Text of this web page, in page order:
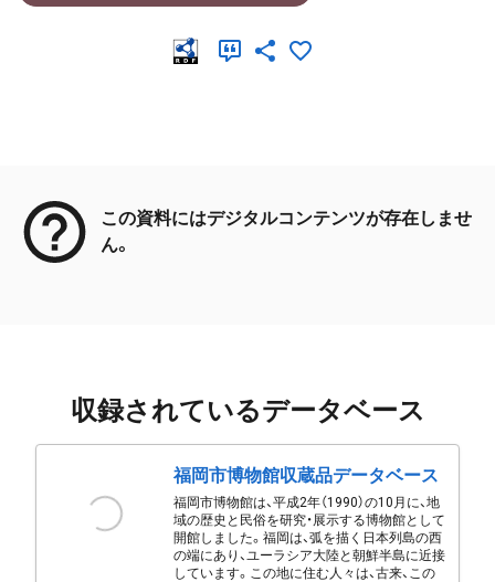
この資料にはデジタルコンテンツが存在しませ
ん。
収録されているデータベース
福岡市博物館収蔵品データベース
福岡市博物館は、平成2年（1990）の10月に、地
域の歴史と民俗を研究・展示する博物館として
開館しました。福岡は、弧を描く日本列島の西
の端にあり、ユーラシア大陸と朝鮮半島に近接
しています。この地に住む人々は、古来、この